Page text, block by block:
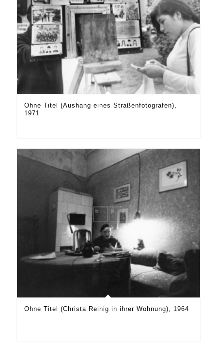
Ohne Titel (Aushang eines Straßenfotografen),
1971
Ohne Titel (Christa Reinig in ihrer Wohnung), 1964